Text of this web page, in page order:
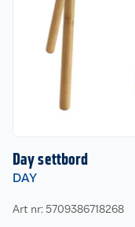
Day settbord
DAY
Art nr: 5709386718268